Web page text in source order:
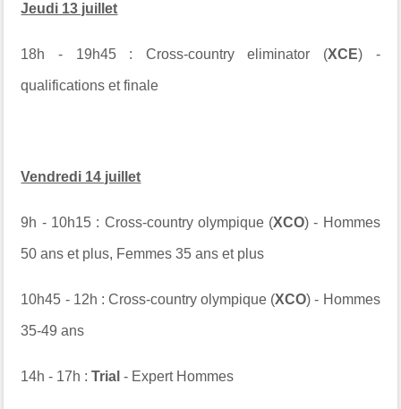
Jeudi 13 juillet
18h - 19h45 : Cross-country eliminator (XCE) -
qualifications et finale
Vendredi 14 juillet
9h - 10h15 : Cross-country olympique (XCO) - Hommes
50 ans et plus, Femmes 35 ans et plus
10h45 - 12h : Cross-country olympique (XCO) - Hommes
35-49 ans
14h - 17h :Trial - Expert Hommes